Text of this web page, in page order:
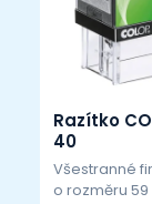
Razítko
40
Všestranné
o rozměru 59